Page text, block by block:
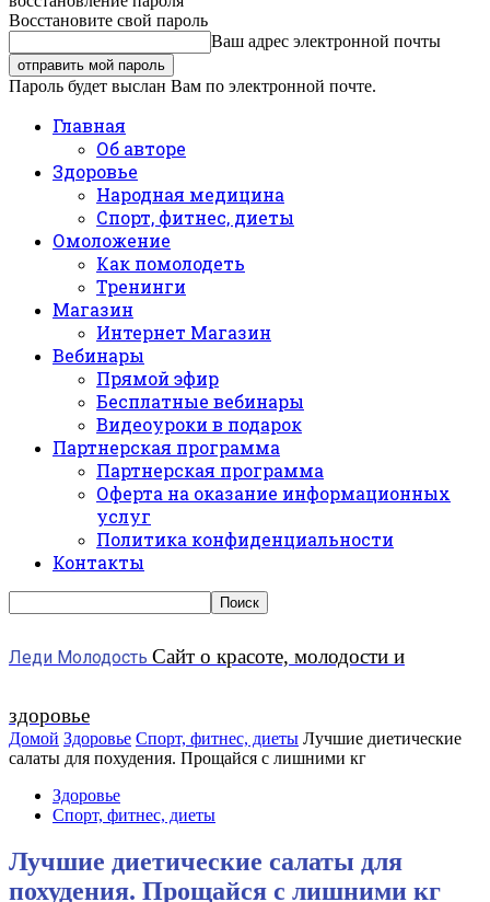
Восстановите свой пароль
Ваш адрес электронной почты
Пароль будет выслан Вам по электронной почте.
Главная
Об авторе
Здоровье
Народная медицина
Спорт, фитнес, диеты
Омоложение
Как помолодеть
Тренинги
Магазин
Интернет Магазин
Вебинары
Прямой эфир
Бесплатные вебинары
Видеоуроки в подарок
Партнерская программа
Партнерская программа
Оферта на оказание информационных
услуг
Политика конфиденциальности
Контакты
Леди Молодость Сайт о красоте, молодости и
здоровье
Домой Здоровье Спорт, фитнес, диеты Лучшие диетические
салаты для похудения. Прощайся с лишними кг
Здоровье
Спорт, фитнес, диеты
Лучшие диетические салаты для
похудения. Прощайся с лишними кг